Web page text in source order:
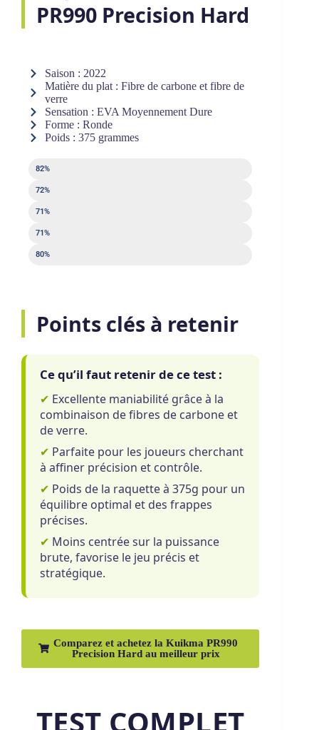
PR990 Precision Hard
Saison : 2022
Matière du plat : Fibre de carbone et fibre de
verre
Sensation : EVA Moyennement Dure
Forme : Ronde
Poids : 375 grammes
Puissance
82%
Contrôle
72%
Sweet spot
71%
Sortie de balle
71%
Maniabilité
80%
Points clés à retenir
Ce qu’il faut retenir de ce test :
✔ Excellente maniabilité grâce à la
combinaison de fibres de carbone et
de verre.
✔ Parfaite pour les joueurs cherchant
à affiner précision et contrôle.
✔ Poids de la raquette à 375g pour un
équilibre optimal et des frappes
précises.
✔ Moins centrée sur la puissance
brute, favorise le jeu précis et
stratégique.
Comparez et achetez la Kuikma PR990
Precision Hard au meilleur prix
TEST COMPLET